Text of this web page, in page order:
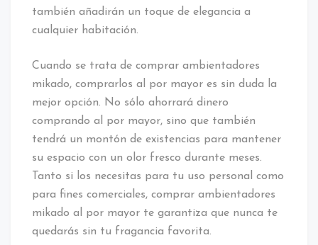
también añadirán un toque de elegancia a
cualquier habitación.
Cuando se trata de comprar ambientadores
mikado, comprarlos al por mayor es sin duda la
mejor opción. No sólo ahorrará dinero
comprando al por mayor, sino que también
tendrá un montón de existencias para mantener
su espacio con un olor fresco durante meses.
Tanto si los necesitas para tu uso personal como
para fines comerciales, comprar ambientadores
mikado al por mayor te garantiza que nunca te
quedarás sin tu fragancia favorita.